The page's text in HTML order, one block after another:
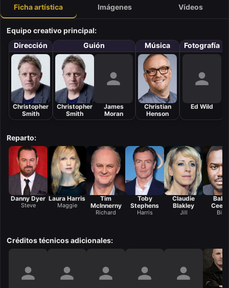
Ficha artística Imágenes Vídeos
Equipo creativo principal:
Dirección
Christopher
Smith
Guión
Christopher
Smith
James
Moran
Música
Christian
Henson
Fotografía
Ed Wild
Reparto:
Danny Dyer
Steve
Laura Harris
Maggie
Tim
McInnerny
Richard
Toby
Stephens
Harris
Claudie
Blakley
Jill Billy
Créditos técnicos adicionales: